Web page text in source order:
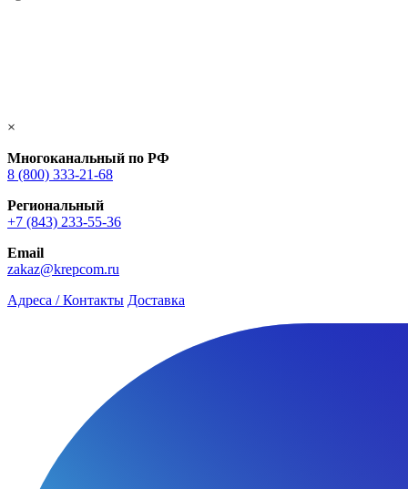
×
Многоканальный по РФ
8 (800) 333‑21-68
Региональный
+7 (843) 233-55-36
Email
zakaz@krepcom.ru
Адреса / Контакты Доставка